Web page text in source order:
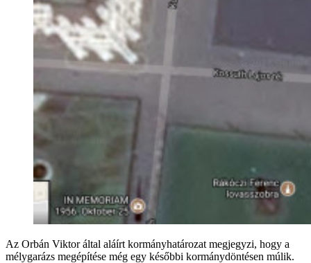
Az Orbán Viktor által aláírt kormányhatározat megjegyzi, hogy a
mélygarázs megépítése még egy későbbi kormánydöntésen múlik.